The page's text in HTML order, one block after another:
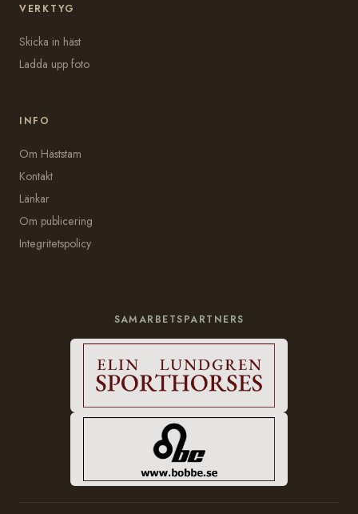
VERKTYG
Skicka in häst
Ladda upp foto
INFO
Om Häststam
Kontakt
Länkar
Om publicering
Integritetspolicy
SAMARBETSPARTNERS